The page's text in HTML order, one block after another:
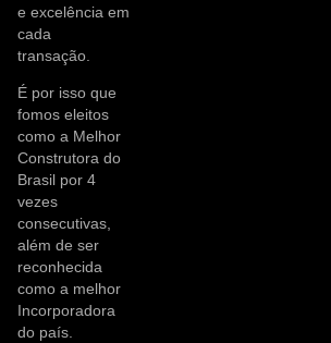
e excelência em
cada
transação.
É por isso que
fomos eleitos
como a Melhor
Construtora do
Brasil por 4
vezes
consecutivas,
além de ser
reconhecida
como a melhor
Incorporadora
do país.